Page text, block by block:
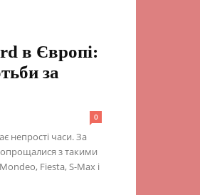
в Європі:
за
0
непрості часи. За
з такими
Fiesta, S-Max і